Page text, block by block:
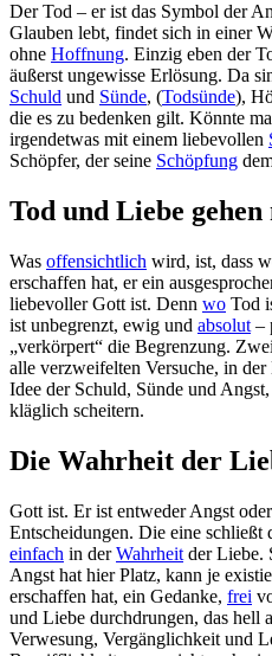
Der Tod – er ist das Symbol der
Glauben lebt, findet sich in einer
ohne Hoffnung. Einzig eben der
äußerst ungewisse Erlösung. Da
Schuld und Sünde, (Todsünde),
die es zu bedenken gilt. Könnte
irgendetwas mit einem liebevollen
Schöpfer, der seine Schöpfung
Tod und Liebe
Was offensichtlich wird, ist, dass
erschaffen hat, er ein
liebevoller Gott ist. Denn wo Tod
ist unbegrenzt, ewig und absolut –
„verkörpert“ die Begrenzung.
alle verzweifelten Versuche, in
Idee der Schuld, Sünde und
kläglich scheitern.
Die Wahrheit der
Gott ist. Er ist entweder Angst
Entscheidungen. Die eine schließt
einfach in derWahrheit der Liebe.
Angst hat hier Platz, kann je
erschaffen hat, ein Gedanke, frei
und Liebe durchdrungen, das hell
Verwesung, Vergänglichkeit und